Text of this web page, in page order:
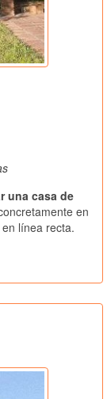
una casa de
en
línea recta.